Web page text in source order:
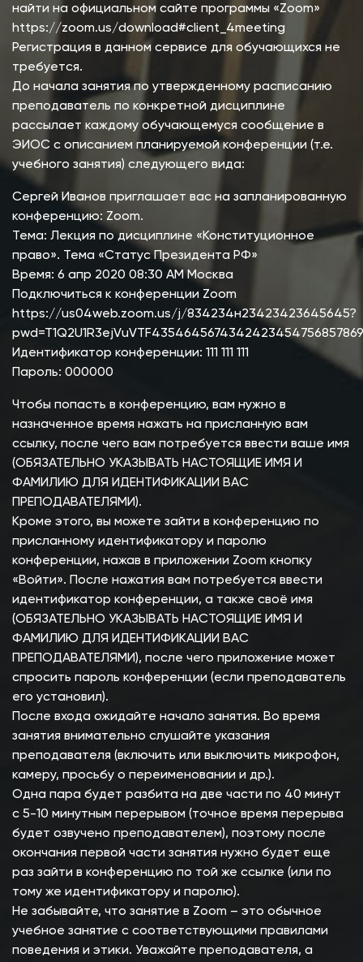
найти на официальном сайте программы «Zoom»
https://zoom.us/download#client_4meeting
Регистрация в данном сервисе для обучающихся не
требуется.
До начала занятия по утвержденному расписанию
преподаватель по конкретной дисциплине
рассылает каждому обучающемуся сообщение в
ЭИОС с описанием планируемой конференции (т.е.
учебного занятия) следующего вида:
Сергей Иванов приглашает вас на запланированную
конференцию: Zoom.
Тема: Лекция по дисциплине «Конституционное
право». Тема «Статус Президента РФ»
Время: 6 апр 2020 08:30 AM Москва
Подключиться к конференции Zoom
https://us04web.zoom.us/j/834234н23423423645645?
Идентификатор конференции: 111 111 111
Пароль: 000000
Чтобы попасть в конференцию, вам нужно в
назначенное время нажать на присланную вам
ссылку, после чего вам потребуется ввести ваше имя
(ОБЯЗАТЕЛЬНО УКАЗЫВАТЬ НАСТОЯЩИЕ ИМЯ И
ФАМИЛИЮ ДЛЯ ИДЕНТИФИКАЦИИ ВАС
ПРЕПОДАВАТЕЛЯМИ).
Кроме этого, вы можете зайти в конференцию по
присланному идентификатору и паролю
конференции, нажав в приложении Zoom кнопку
«Войти». После нажатия вам потребуется ввести
идентификатор конференции, а также своё имя
(ОБЯЗАТЕЛЬНО УКАЗЫВАТЬ НАСТОЯЩИЕ ИМЯ И
ФАМИЛИЮ ДЛЯ ИДЕНТИФИКАЦИИ ВАС
ПРЕПОДАВАТЕЛЯМИ), после чего приложение может
спросить пароль конференции (если преподаватель
его установил).
После входа ожидайте начало занятия. Во время
занятия внимательно слушайте указания
преподавателя (включить или выключить микрофон,
камеру, просьбу о переименовании и др.).
Одна пара будет разбита на две части по 40 минут
с 5-10 минутным перерывом (точное время перерыва
будет озвучено преподавателем), поэтому после
окончания первой части занятия нужно будет еще
раз зайти в конференцию по той же ссылке (или по
тому же идентификатору и паролю).
Не забывайте, что занятие в Zoom – это обычное
учебное занятие с соответствующими правилами
поведения и этики. Уважайте преподавателя, а